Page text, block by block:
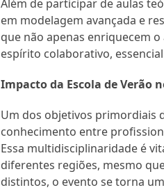
Além de participar de aulas
em modelagem avançada e
que não apenas enriquecem
espírito colaborativo,
Impacto da Escola de Verão
Um dos objetivos primordiais
conhecimento entre
Essa multidisciplinaridade é
diferentes regiões, mesmo
distintos, o evento se torna